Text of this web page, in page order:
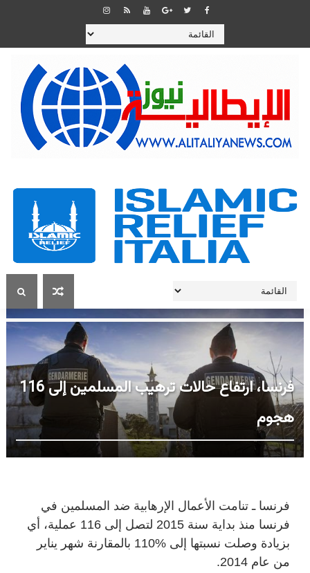
فرنسا، ارتفاع حالات ترهيب المسلمين إلى 116
هجوم
فرنسا ـ تنامت الأعمال الإرهابية ضد المسلمين في
فرنسا منذ بداية سنة 2015 لتصل إلى 116 عملية، أي
بزيادة وصلت نسبتها إلى %110 بالمقارنة شهر يناير
من عام 2014.